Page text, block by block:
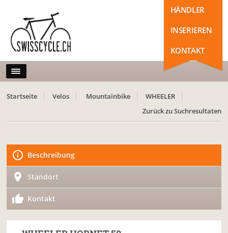
HÄNDLER
INSERIEREN
KONTAKT
Startseite Velos Mountainbike
WHEELER
Zurück zu Suchresultaten
Beschreibung
Standort
Kontakt